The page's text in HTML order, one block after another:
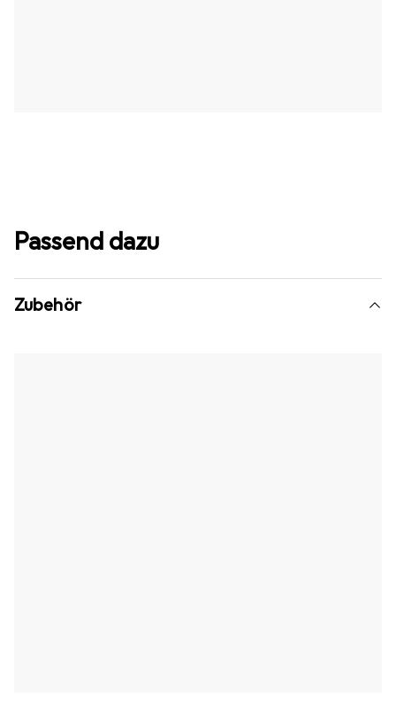
Passend dazu
Zubehör